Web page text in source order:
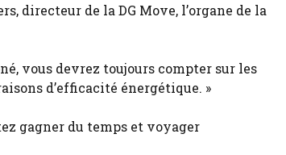
directeur de la DG Move, l’organe de la
vous devrez toujours compter sur les
d’efficacité énergétique. »
gagner du temps et voyager